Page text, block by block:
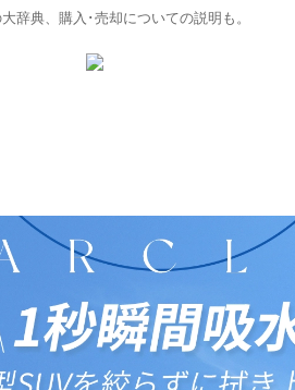
辞典、購入･売却についての説明も。